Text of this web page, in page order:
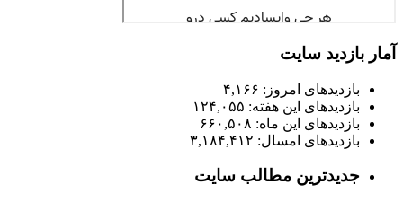
آمار بازدید سایت
بازدیدهای امروز: ۴,۱۶۶
بازدیدهای این هفته: ۱۲۴,۰۵۵
بازدیدهای این ماه: ۶۶۰,۵۰۸
بازدیدهای امسال: ۳,۱۸۴,۴۱۲
جدیدترین مطالب سایت